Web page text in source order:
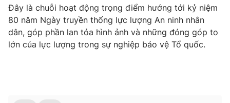
Đây là chuỗi hoạt động trọng điểm hướng tới kỷ niệm
80 năm Ngày truyền thống lực lượng An ninh nhân
dân, góp phần lan tỏa hình ảnh và những đóng góp to
lớn của lực lượng trong sự nghiệp bảo vệ Tổ quốc.